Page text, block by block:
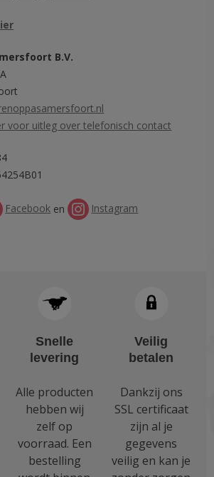
B.V.
voor uitleg over telefonisch contact
Facebook en Instagram
Snelle
levering
Alle producten
hebben wij
zelf op
voorraad. Een
bestelling
Veilig
betalen
Dankzij ons
SSL certificaat
zijn al je
gegevens
veilig en kan je